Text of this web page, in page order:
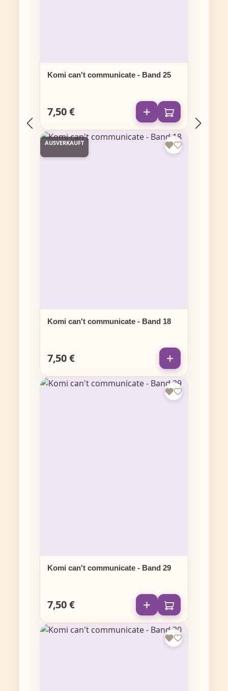
Komi can't communicate - Band 25
Regulärer Preis:
7,50 €
AUSVERKAUFT
Komi can't communicate - Band 18
Regulärer Preis:
7,50 €
Komi can't communicate - Band 29
Regulärer Preis:
7,50 €